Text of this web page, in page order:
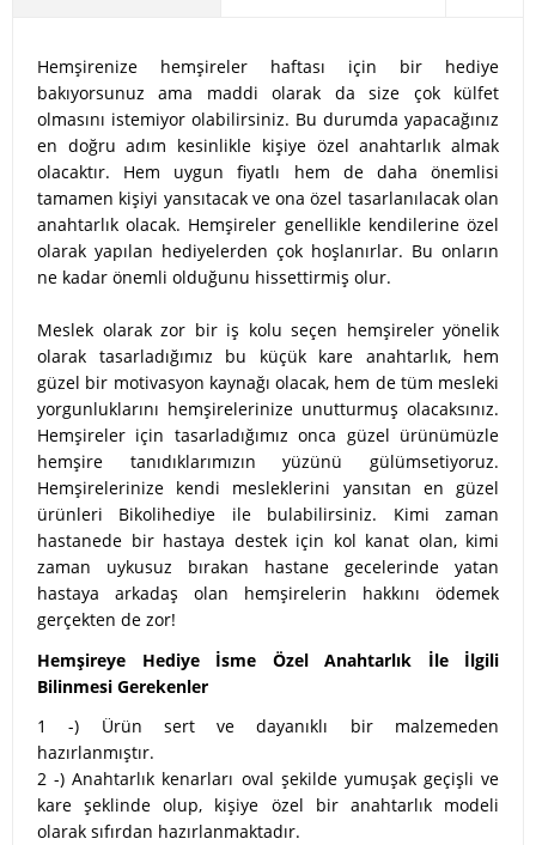
Hemşirenize hemşireler haftası için bir hediye
bakıyorsunuz ama maddi olarak da size çok külfet
olmasını istemiyor olabilirsiniz. Bu durumda yapacağınız
en doğru adım kesinlikle kişiye özel anahtarlık almak
olacaktır. Hem uygun fiyatlı hem de daha önemlisi
tamamen kişiyi yansıtacak ve ona özel tasarlanılacak olan
anahtarlık olacak. Hemşireler genellikle kendilerine özel
olarak yapılan hediyelerden çok hoşlanırlar. Bu onların
ne kadar önemli olduğunu hissettirmiş olur.
Meslek olarak zor bir iş kolu seçen hemşireler yönelik
olarak tasarladığımız bu küçük kare anahtarlık, hem
güzel bir motivasyon kaynağı olacak, hem de tüm mesleki
yorgunluklarını hemşirelerinize unutturmuş olacaksınız.
Hemşireler için tasarladığımız onca güzel ürünümüzle
hemşire tanıdıklarımızın yüzünü gülümsetiyoruz.
Hemşirelerinize kendi mesleklerini yansıtan en güzel
ürünleri Bikolihediye ile bulabilirsiniz. Kimi zaman
hastanede bir hastaya destek için kol kanat olan, kimi
zaman uykusuz bırakan hastane gecelerinde yatan
hastaya arkadaş olan hemşirelerin hakkını ödemek
gerçekten de zor!
Hemşireye Hediye İsme Özel Anahtarlık İle İlgili
Bilinmesi Gerekenler
1 -) Ürün sert ve dayanıklı bir malzemeden
hazırlanmıştır.
2 -) Anahtarlık kenarları oval şekilde yumuşak geçişli ve
kare şeklinde olup, kişiye özel bir anahtarlık modeli
olarak sıfırdan hazırlanmaktadır.